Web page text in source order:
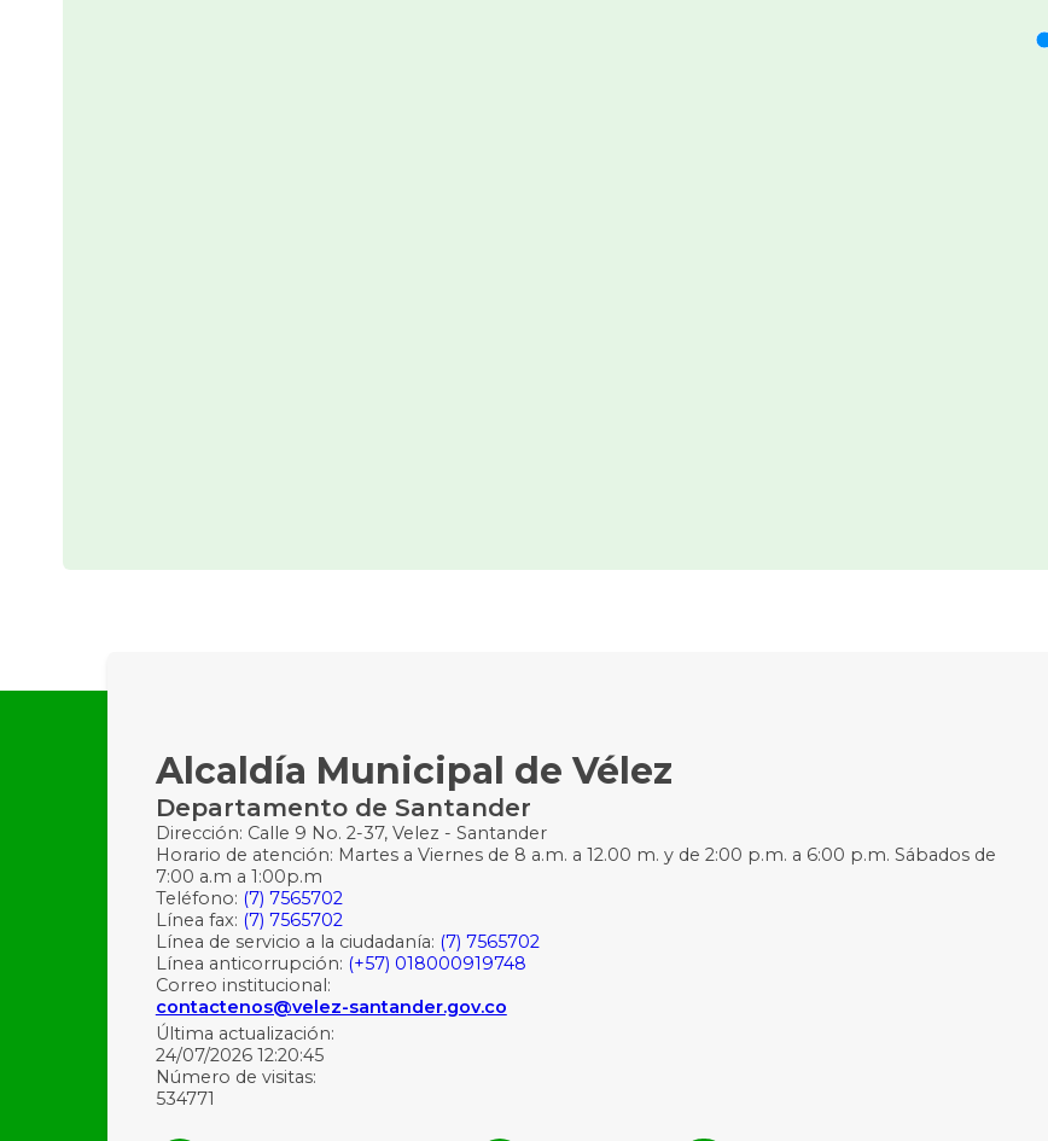
Alcaldía Municipal de Vélez
Departamento de Santander
Dirección: Calle 9 No. 2-37, Velez - Santander
Horario de atención: Martes a Viernes de 8 a.m. a 12.00 m. y de 2:00 p.m. a 6:00 p.m. Sábados de
7:00 a.m a 1:00p.m
Teléfono: (7) 7565702
Línea fax: (7) 7565702
Línea de servicio a la ciudadanía: (7) 7565702
Línea anticorrupción: (+57) 018000919748
Correo institucional:
contactenos@velez-santander.gov.co
Última actualización:
24/07/2026 12:20:45
Número de visitas:
534771